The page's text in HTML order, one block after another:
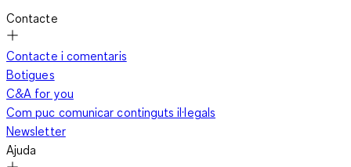
temps. A més, hi ha molts dissenys: des de versions senzilles i
unicolor fins a estampats alegres, perfectes per combinar
amb bodis,
samarretes
dies calorosos, mentre que els materials suaus i acollidors
mantenen la calor a l’hivern, per a que el nadó estigui ben
vestit tot l’any.
Contacte
Contacte i comentaris
Botigues
C&A for you
Com puc comunicar continguts il·legals
Newsletter
Ajuda